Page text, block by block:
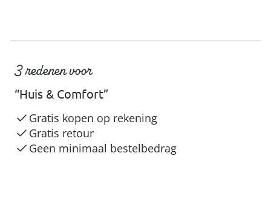
3 redenen voor
“Huis & Comfort”
Gratis kopen op rekening
Gratis retour
Geen minimaal bestelbedrag